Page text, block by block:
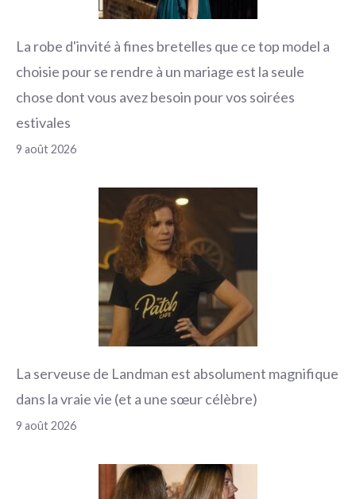
La robe d'invité à fines bretelles que ce top model a
choisie pour se rendre à un mariage est la seule
chose dont vous avez besoin pour vos soirées
estivales
9 août 2026
La serveuse de Landman est absolument magnifique
dans la vraie vie (et a une sœur célèbre)
9 août 2026